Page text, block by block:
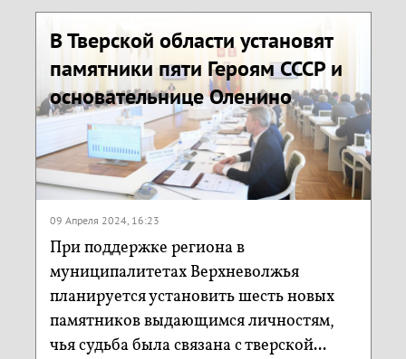
В Тверской области установят
памятники пяти Героям СССР и
основательнице Оленино
09 Апреля 2024, 16:23
При поддержке региона в
муниципалитетах Верхневолжья
планируется установить шесть новых
памятников выдающимся личностям,
чья судьба была связана с тверской...